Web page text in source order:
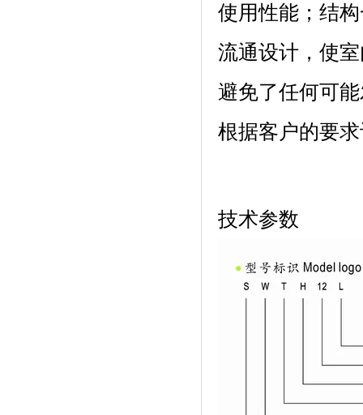
使用性能；结
流通设计，使室
避免了任何可能
根据客户的要求订
技术参数